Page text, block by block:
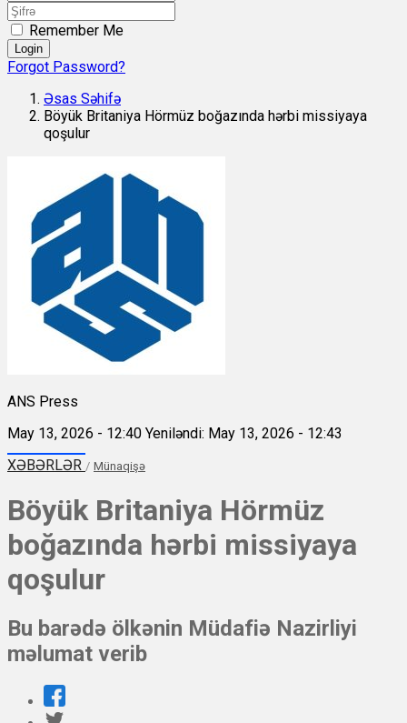
Remember Me
Login
Forgot Password?
Əsas Səhifə
Böyük Britaniya Hörmüz boğazında hərbi missiyaya
qoşulur
ANS Press
May 13, 2026 - 12:40 Yeniləndi: May 13, 2026 - 12:43
XƏBƏRLƏR / Münaqişə
Böyük Britaniya Hörmüz
boğazında hərbi missiyaya
qoşulur
Bu barədə ölkənin Müdafiə Nazirliyi
məlumat verib